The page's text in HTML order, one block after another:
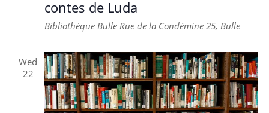
contes de Luda
Bibliothèque Bulle Rue de la Condémine 25, Bulle
Wed
22